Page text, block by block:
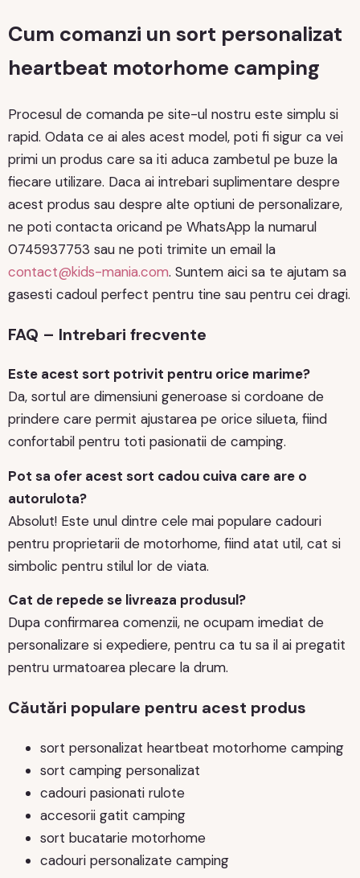
Cum comanzi un sort personalizat
heartbeat motorhome camping
Procesul de comanda pe site-ul nostru este simplu si
rapid. Odata ce ai ales acest model, poti fi sigur ca vei
primi un produs care sa iti aduca zambetul pe buze la
fiecare utilizare. Daca ai intrebari suplimentare despre
acest produs sau despre alte optiuni de personalizare,
ne poti contacta oricand pe WhatsApp la numarul
0745937753 sau ne poti trimite un email la
contact@kids-mania.com. Suntem aici sa te ajutam sa
gasesti cadoul perfect pentru tine sau pentru cei dragi.
FAQ – Intrebari frecvente
Este acest sort potrivit pentru orice marime?
Da, sortul are dimensiuni generoase si cordoane de
prindere care permit ajustarea pe orice silueta, fiind
confortabil pentru toti pasionatii de camping.
Pot sa ofer acest sort cadou cuiva care are o
autorulota?
Absolut! Este unul dintre cele mai populare cadouri
pentru proprietarii de motorhome, fiind atat util, cat si
simbolic pentru stilul lor de viata.
Cat de repede se livreaza produsul?
Dupa confirmarea comenzii, ne ocupam imediat de
personalizare si expediere, pentru ca tu sa il ai pregatit
pentru urmatoarea plecare la drum.
Căutări populare pentru acest produs
sort personalizat heartbeat motorhome camping
sort camping personalizat
cadouri pasionati rulote
accesorii gatit camping
sort bucatarie motorhome
cadouri personalizate camping